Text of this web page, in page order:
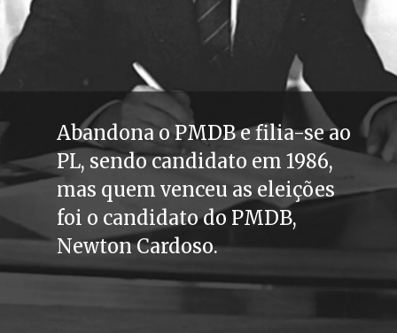
Abandona o PMDB e filia-se ao
PL, sendo candidato em 1986,
mas quem venceu as eleições
foi o candidato do PMDB,
Newton Cardoso.